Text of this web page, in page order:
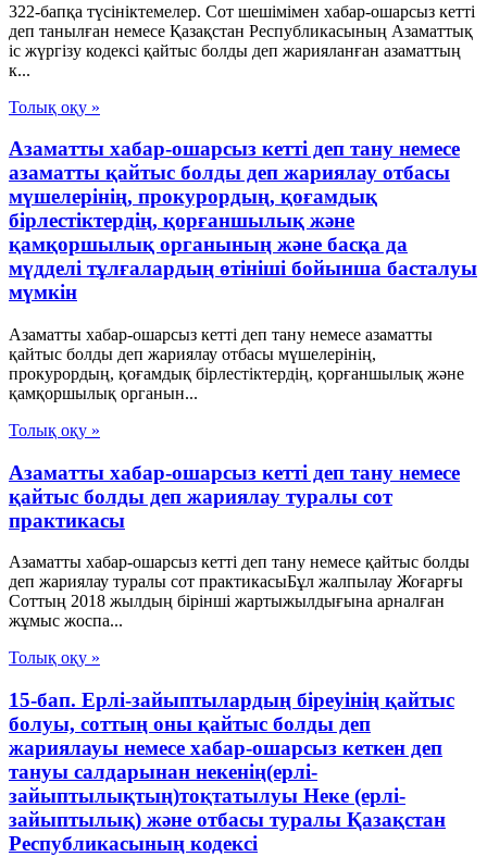
322-бапқа түсініктемелер. Сот шешімімен хабар-ошарсыз кетті
деп танылған немесе Қазақстан Республикасының Азаматтық
іс жүргізу кодексі қайтыс болды деп жарияланған азаматтың
к...
Толық оқу »
Азаматты хабар-ошарсыз кетті деп тану немесе
азаматты қайтыс болды деп жариялау отбасы
мүшелерінің, прокурордың, қоғамдық
бірлестіктердің, қорғаншылық және
қамқоршылық органының және басқа да
мүдделі тұлғалардың өтініші бойынша басталуы
мүмкін
Азаматты хабар-ошарсыз кетті деп тану немесе азаматты
қайтыс болды деп жариялау отбасы мүшелерінің,
прокурордың, қоғамдық бірлестіктердің, қорғаншылық және
қамқоршылық органын...
Толық оқу »
Азаматты хабар-ошарсыз кетті деп тану немесе
қайтыс болды деп жариялау туралы сот
практикасы
Азаматты хабар-ошарсыз кетті деп тану немесе қайтыс болды
деп жариялау туралы сот практикасыБұл жалпылау Жоғарғы
Соттың 2018 жылдың бірінші жартыжылдығына арналған
жұмыс жоспа...
Толық оқу »
15-бап. Ерлі-зайыптылардың біреуінің қайтыс
болуы, соттың оны қайтыс болды деп
жариялауы немесе хабар-ошарсыз кеткен деп
тануы салдарынан некенің(ерлі-
зайыптылықтың)тоқтатылуы Неке (ерлі-
зайыптылық) және отбасы туралы Қазақстан
Республикасының кодексі